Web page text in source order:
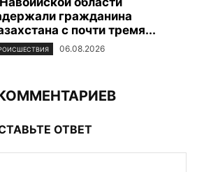
гражданина
с почти тремя...
06.08.2026
ОТВЕТ